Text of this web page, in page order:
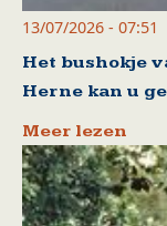
13/07/2026 - 07:51
Het bushokje
Herne kan u
Meer lezen